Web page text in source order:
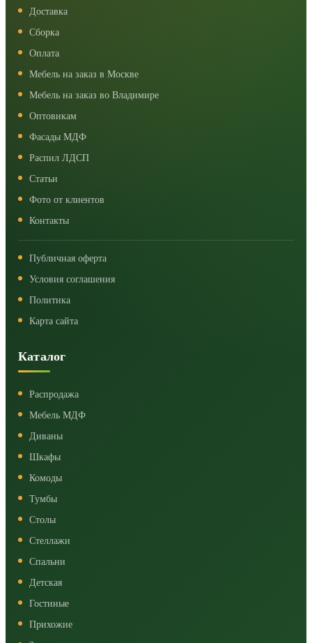
Доставка
Сборка
Оплата
Мебель на заказ в Москве
Мебель на заказ во Владимире
Оптовикам
Фасады МДФ
Распил ЛДСП
Статьи
Фото от клиентов
Контакты
Публичная оферта
Условия соглашения
Политика
Карта сайта
Каталог
Распродажа
Мебель МДФ
Диваны
Шкафы
Комоды
Тумбы
Столы
Стеллажи
Спальни
Детская
Гостиные
Прихожие